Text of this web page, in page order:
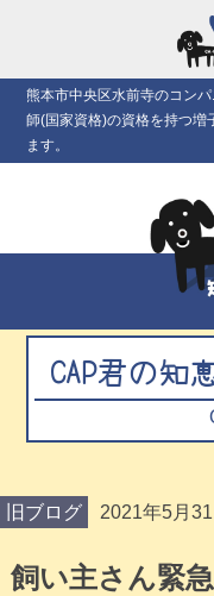
熊本市中央区水前寺のコン
師(国家資格)の資格を持つ増
ます。
CAP君の知
旧ブログ 2021年5月31
飼い主さん緊